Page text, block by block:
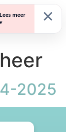
×
Lees meer
▾
2025